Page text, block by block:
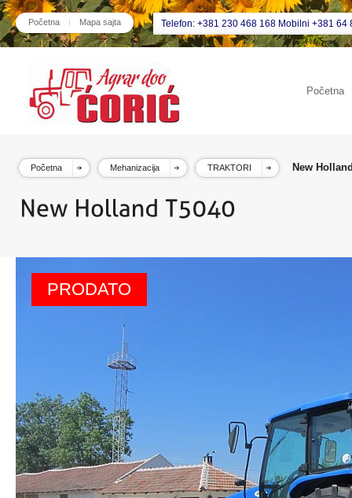
Početna Mapa sajta Telefon: +381 230 468 168 Mobilni +381 64
Početna
Početna Mehanizacija TRAKTORI New
PRODATO